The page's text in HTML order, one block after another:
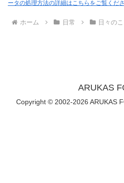
ータの処理方法の詳細はこちらをご覧くだ
ホーム 日常 日々のこ
ARUKAS
Copyright © 2002-2026 ARUKAS